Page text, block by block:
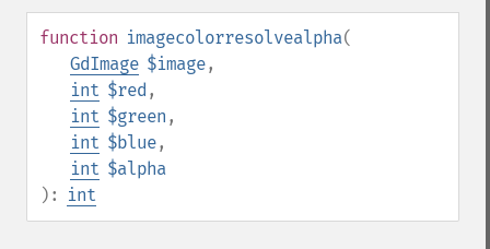
function imagecolorresolvealpha(
GdImage $image,
int $red ,
int $green ,
int $blue,
int $alpha
):
int